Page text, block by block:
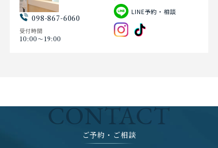
098-867-6060
受付時間
10:00〜19:00
LINE予約・相談
CONTACT
ご予約・ご相談